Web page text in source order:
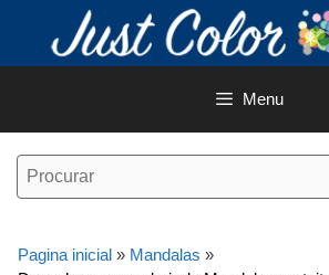
o
Menu
Pagina inicial » Mandalas »